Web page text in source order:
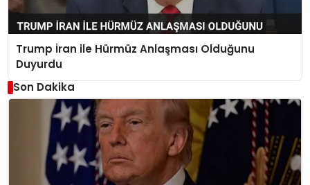
Trump İran ile Hürmüz Anlaşması Olduğunu
Duyurdu
Son Dakika